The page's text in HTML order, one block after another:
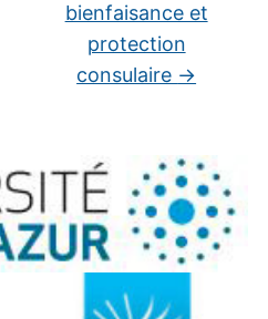
bienfaisance et
protection
consulaire →